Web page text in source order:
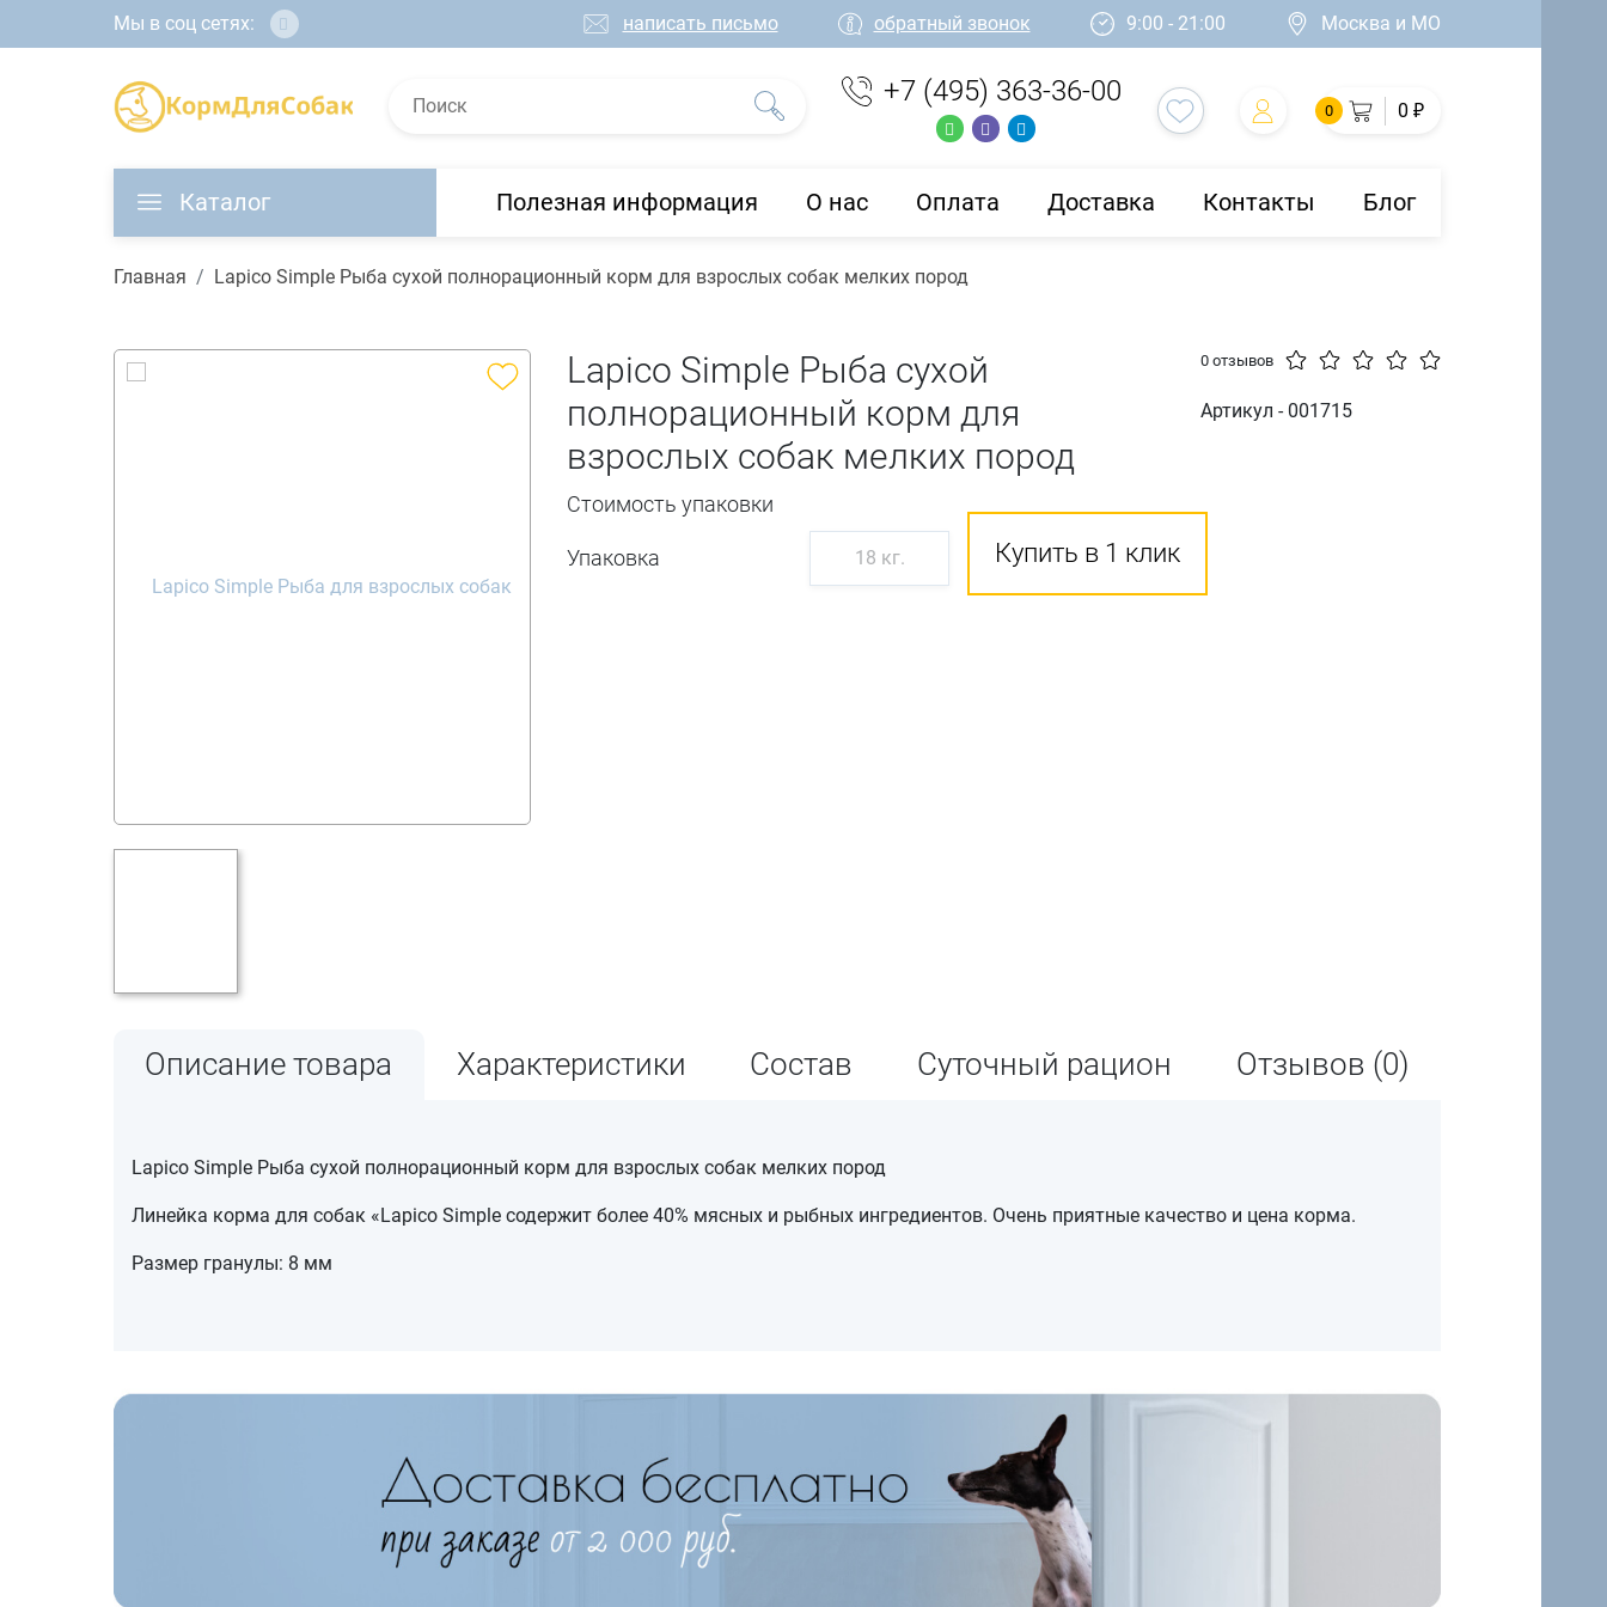
Мы в соц сетях: написать письмо обратный звонок 9:00 - 21:00 Москва и МО
+7 (495) 363-36-00
0 0 ₽
Каталог Полезная информация О нас Оплата Доставка Контакты Блог
Главная Lapico Simple Рыба сухой полнорационный корм для взрослых собак мелких пород
Lapico Simple Рыба сухой
полнорационный корм для
взрослых собак мелких пород
0 отзывов
Артикул - 001715
Стоимость упаковки
Упаковка 18 кг. Купить в 1 клик
Описание товара Характеристики Состав Суточный рацион Отзывов (0)
Lapico Simple Рыба сухой полнорационный корм для взрослых собак мелких пород
Линейка корма для собак «Lapico Simple содержит более 40% мясных и рыбных ингредиентов. Очень приятные качество и цена корма.
Размер гранулы: 8 мм